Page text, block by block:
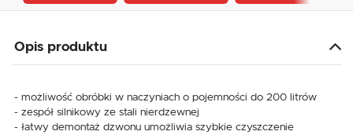
Opis produktu
- możliwość obróbki w naczyniach o pojemności do 200 litrów
- zespół silnikowy ze stali nierdzewnej
- łatwy demontaż dzwonu umożliwia szybkie czyszczenie